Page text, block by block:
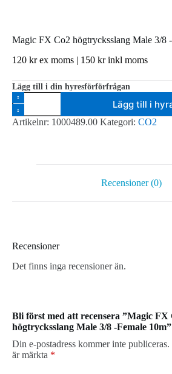
Magic FX Co2 högtrycksslang Male 3/8
120 krex moms | 150 krinkl moms
Lägg till i din hyresförförfrågan
Magic
FX
Co2
högtrycksslang
Lägg till i
Artikelnr: 1000489.00 Kategori: CO2
Recensioner (0)
Recensioner
Det finns inga recensioner än.
Bli först med att recensera ”Magic FX
högtrycksslang Male 3/8 -Female 10m”
Din e-postadress kommer inte publiceras.
är märkta *